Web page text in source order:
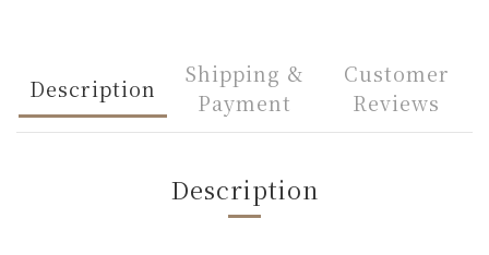
Description
Shipping &
Payment
Customer
Reviews
Description